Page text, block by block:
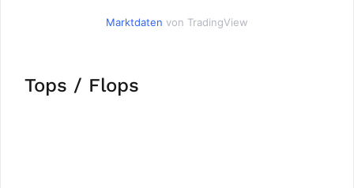
Marktdaten von TradingView
Tops / Flops